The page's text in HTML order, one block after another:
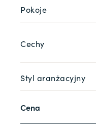
Pokoje
Cechy
Styl aranżacyjny
Cena